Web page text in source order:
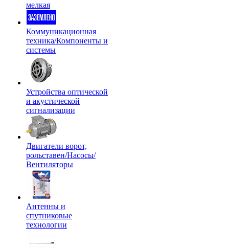
мелкая
Коммуникационная
техника/Компоненты и
системы
Устройства оптической
и акустической
сигнализации
Двигатели ворот,
рольставен/Насосы/
Вентиляторы
Антенны и
спутниковые
технологии